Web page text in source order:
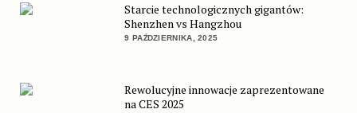
Starcie technologicznych gigantów:
Shenzhen vs Hangzhou
9 PAŹDZIERNIKA, 2025
Rewolucyjne innowacje zaprezentowane
na CES 2025